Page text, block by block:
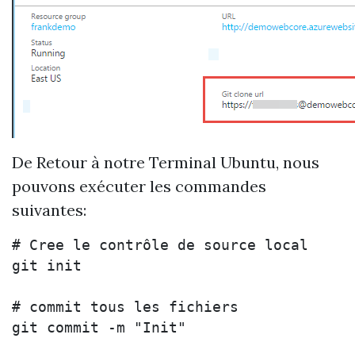
De Retour à notre Terminal Ubuntu, nous
pouvons exécuter les commandes
suivantes:
# Cree le contrôle de source local
git init
# commit tous les fichiers
git commit -m "Init"